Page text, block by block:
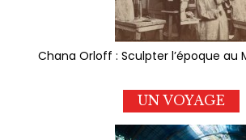
Chana Orloff : Sculpter l’époque au
UN VOYAGE